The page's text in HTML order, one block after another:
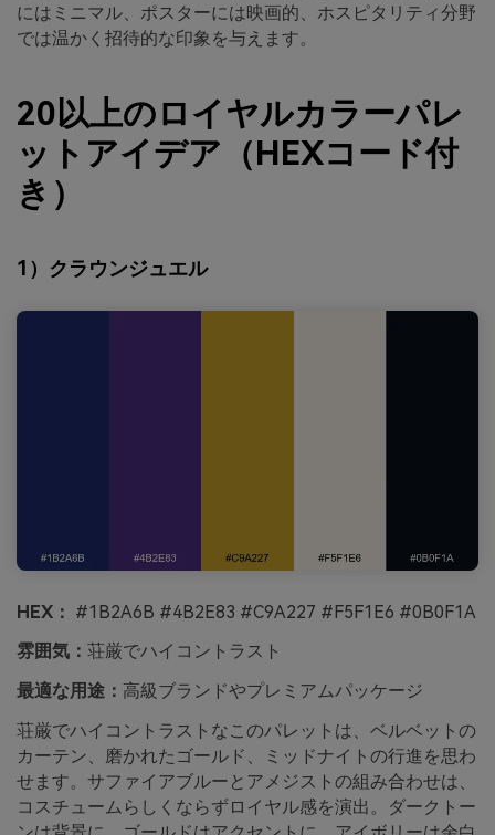
にはミニマル、ポスターには映画的、ホスピタリティ分野
では温かく招待的な印象を与えます。
20以上のロイヤルカラーパレ
ットアイデア（HEXコード付
き）
1）クラウンジュエル
HEX： #1B2A6B #4B2E83 #C9A227 #F5F1E6 #0B0F1A
雰囲気： 荘厳でハイコントラスト
最適な用途： 高級ブランドやプレミアムパッケージ
荘厳でハイコントラストなこのパレットは、ベルベットの
カーテン、磨かれたゴールド、ミッドナイトの行進を思わ
せます。サファイアブルーとアメジストの組み合わせは、
コスチュームらしくならずロイヤル感を演出。ダークトー